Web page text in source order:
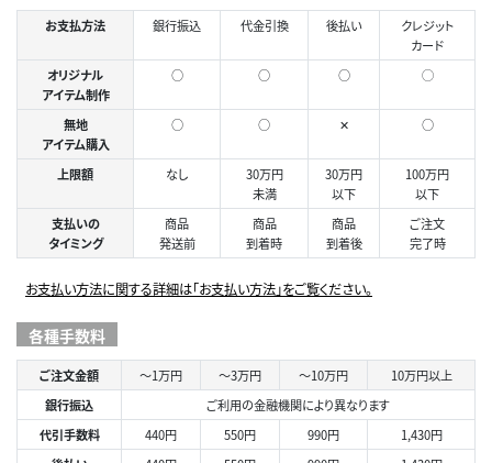
お支払方法 銀行振込 代金引換 後払い
クレジット
カード
オリジナル
アイテム制作
○ ○ ○ ◯
無地
アイテム購入
○ ○ ✕ ○
上限額 なし
30万円
未満
30万円
以下
100万円
以下
支払いの
タイミング
商品
発送前
商品
到着時
商品
到着後
ご注文
完了時
お支払い方法に関する詳細は「お支払い方法」をご覧ください。
各種手数料
ご注文金額 ～1万円 ～3万円 ～10万円
10万円以上
銀行振込
ご利用の金融機関により異なります
代引手数料
440円 550円 990円
1,430円